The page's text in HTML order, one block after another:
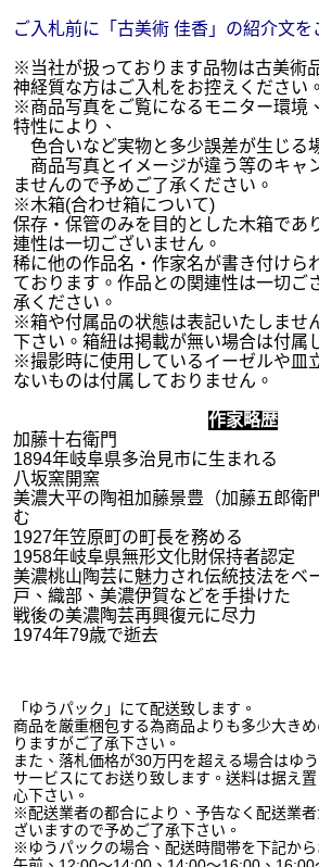
ご入札前に「古美術 佳香」の紹介文を
※当社が扱っております品物は古美術
神経質な方はご入札をお控えください。
※商品写真をご覧になるモニター環境
特性により、
色合いなど実物と多少誤差が生じる
商品写真とイメージが違う等のキャ
ませんので予めご了承ください。
※木箱(合わせ箱について)
保存・保管のみを目的とした木箱であ
連性は一切ございません。
稀に他の作品名・作家名が書き付けら
ております。作品との関連性は一切ご
承ください。
※箱や付属品の状態は表記いたしませ
下さい。箱紐は掲載が無い場合は付属
※撮影時に使用しているイーゼルや皿
ないものは付属しておりません。
作家略歴
加藤十右衛門
1894年岐阜県多治見市に生まれる
八坂窯開窯
美濃大平の陶祖加藤景豊（加藤五郎衛
む
1927年笠原町の町長を務める
1958年岐阜県無形文化財保持者認定
美濃桃山陶芸に魅力され伝統技法をベ
戸、織部、美濃伊賀などを手掛けた
戦後の美濃陶芸再興復元に尽力
1974年79歳で逝去
「ゆうパック」にて配送致します。
商品を厳重梱包する為商品よりも多少大き
りますがご了承下さい。
また、落札価格が30万円を超える場合はゆ
サービスにてお送り致します。送料は据え
心下さい。
※配送業者の都合により、予告なく配送業
ざいますので予めご了承下さい。
※ゆうパックの場合、配送時間帯を下記から